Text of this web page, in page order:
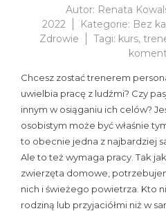
Autor: Renata
2022
Kategorie: Bez
Zdrowie
Tagi: kurs,
Chcesz zostać trenerem
uwielbia pracę z ludźmi? Czy
innym w osiąganiu ich celów?
osobistym może być właśnie
to obecnie jedna z najbardziej
Ale to też wymaga pracy. Tak
zwierzęta domowe,
nich i świeżego powietrza. Kto
rodziną lub przyjaciółmi niż w